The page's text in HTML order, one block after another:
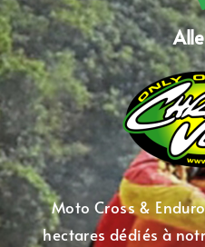
Moto Cross &
hectares dédiés à